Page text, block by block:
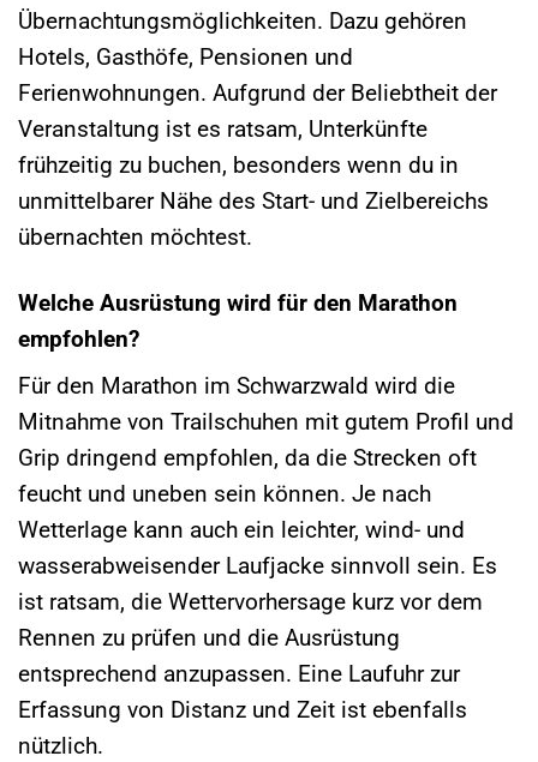
Übernachtungsmöglichkeiten. Dazu gehören
Hotels, Gasthöfe, Pensionen und
Ferienwohnungen. Aufgrund der Beliebtheit der
Veranstaltung ist es ratsam, Unterkünfte
frühzeitig zu buchen, besonders wenn du in
unmittelbarer Nähe des Start- und Zielbereichs
übernachten möchtest.
Welche Ausrüstung wird für den Marathon
empfohlen?
Für den Marathon im Schwarzwald wird die
Mitnahme von Trailschuhen mit gutem Profil und
Grip dringend empfohlen, da die Strecken oft
feucht und uneben sein können. Je nach
Wetterlage kann auch ein leichter, wind- und
wasserabweisender Laufjacke sinnvoll sein. Es
ist ratsam, die Wettervorhersage kurz vor dem
Rennen zu prüfen und die Ausrüstung
entsprechend anzupassen. Eine Laufuhr zur
Erfassung von Distanz und Zeit ist ebenfalls
nützlich.